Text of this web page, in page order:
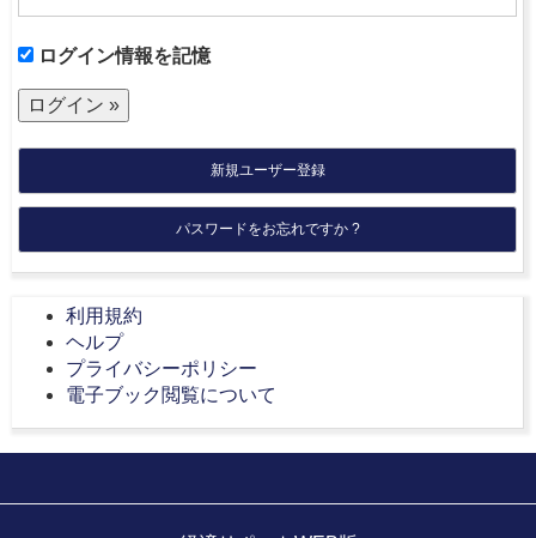
ログイン情報を記憶
新規ユーザー登録
パスワードをお忘れですか ?
利用規約
ヘルプ
プライバシーポリシー
電子ブック閲覧について